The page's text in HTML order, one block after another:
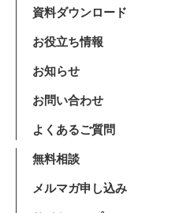
資料ダウンロード
お役立ち情報
お知らせ
お問い合わせ
よくあるご質問
無料相談
メルマガ申し込み